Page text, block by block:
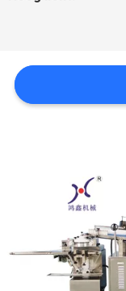
EEN
OFFERTE
PRIVACY
POLICY